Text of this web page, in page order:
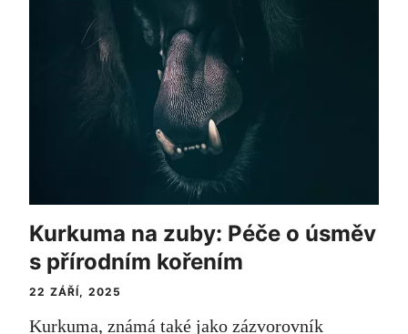
Kurkuma na zuby: Péče o úsměv
s přírodním kořením
22 ZÁŘÍ, 2025
Kurkuma, známá také jako zázvorovník